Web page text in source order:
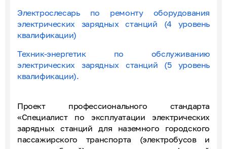
Электрослесарь по ремонту оборудования
электрических зарядных станций (4 уровень
квалификации)
Техник-энергетик по обслуживанию
электрических зарядных станций (5 уровень
квалификации).
Проект профессионального стандарта
«Специалист по эксплуатации электрических
зарядных станций для наземного городского
пассажирского транспорта (электробусов и